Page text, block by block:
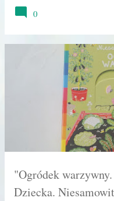
0
"Ogródek
Dziecka.